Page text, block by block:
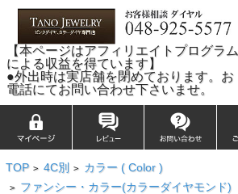
【本ページはアフィリエイトプログラム
による収益を得ています】
●外出時は実店舗を閉めております。お
電話にてお問い合わせ下さいませ。
TOP > 4C別 > カラー ( Color )
> ファンシー・カラー(カラーダイヤモンド)